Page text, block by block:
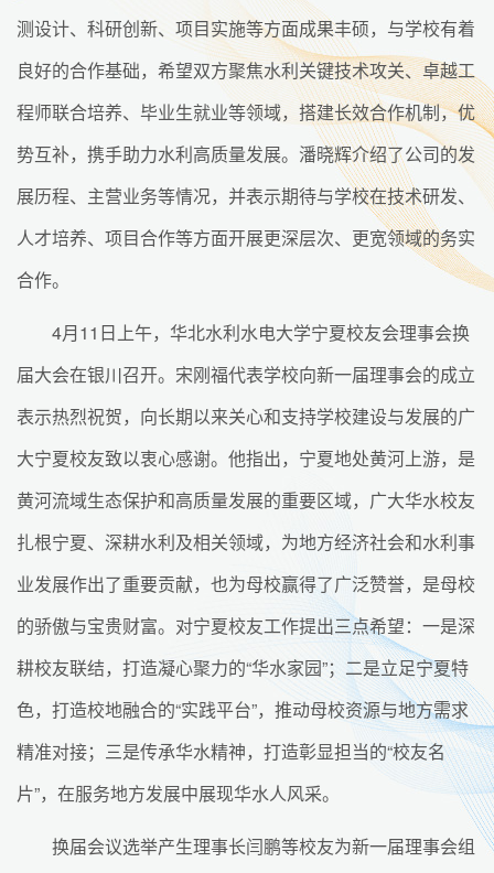
测设计、科研创新、项目实施等方面成果丰硕，与学校有着
良好的合作基础，希望双方聚焦水利关键技术攻关、卓越工
程师联合培养、毕业生就业等领域，搭建长效合作机制，优
势互补，携手助力水利高质量发展。潘晓辉介绍了公司的发
展历程、主营业务等情况，并表示期待与学校在技术研发、
人才培养、项目合作等方面开展更深层次、更宽领域的务实
合作。
4月11日上午，华北水利水电大学宁夏校友会理事会换
届大会在银川召开。宋刚福代表学校向新一届理事会的成立
表示热烈祝贺，向长期以来关心和支持学校建设与发展的广
大宁夏校友致以衷心感谢。他指出，宁夏地处黄河上游，是
黄河流域生态保护和高质量发展的重要区域，广大华水校友
扎根宁夏、深耕水利及相关领域，为地方经济社会和水利事
业发展作出了重要贡献，也为母校赢得了广泛赞誉，是母校
的骄傲与宝贵财富。对宁夏校友工作提出三点希望：一是深
耕校友联结，打造凝心聚力的“华水家园”；二是立足宁夏特
色，打造校地融合的“实践平台”，推动母校资源与地方需求
精准对接；三是传承华水精神，打造彰显担当的“校友名
片”，在服务地方发展中展现华水人风采。
换届会议选举产生理事长闫鹏等校友为新一届理事会组